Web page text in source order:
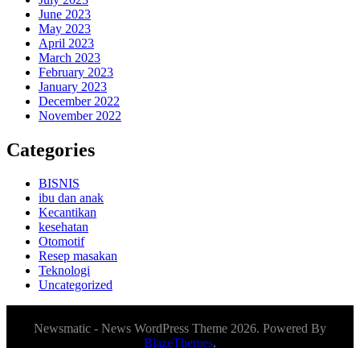
June 2023
May 2023
April 2023
March 2023
February 2023
January 2023
December 2022
November 2022
Categories
BISNIS
ibu dan anak
Kecantikan
kesehatan
Otomotif
Resep masakan
Teknologi
Uncategorized
Newsmatic - News WordPress Theme 2026. Powered By
BlazeThemes.